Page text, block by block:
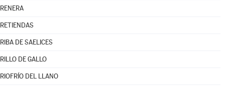
RENERA
RETIENDAS
RIBA DE SAELICES
RILLO DE GALLO
RIOFRÍO DEL LLANO